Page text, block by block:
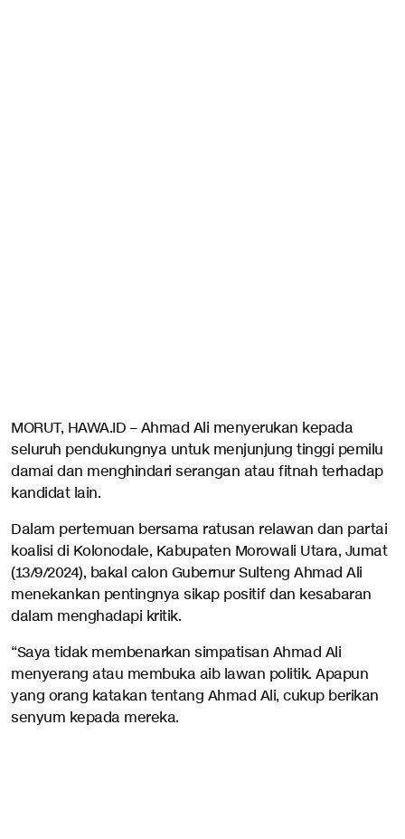
MORUT, HAWA.ID – Ahmad Ali menyerukan kepada
seluruh pendukungnya untuk menjunjung tinggi pemilu
damai dan menghindari serangan atau fitnah terhadap
kandidat lain.
Dalam pertemuan bersama ratusan relawan dan partai
koalisi di Kolonodale, Kabupaten Morowali Utara, Jumat
(13/9/2024), bakal calon Gubernur Sulteng Ahmad Ali
menekankan pentingnya sikap positif dan kesabaran
dalam menghadapi kritik.
“Saya tidak membenarkan simpatisan Ahmad Ali
menyerang atau membuka aib lawan politik. Apapun
yang orang katakan tentang Ahmad Ali, cukup berikan
senyum kepada mereka.